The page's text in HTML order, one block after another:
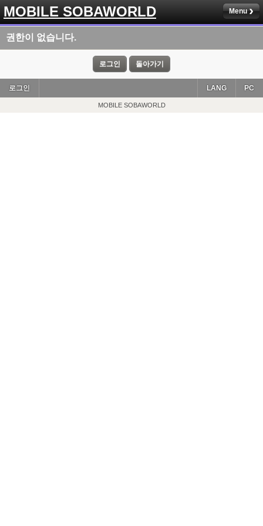
MOBILE SOBAWORLD Menu
권한이 없습니다.
로그인 돌아가기
로그인 PC
LANG
MOBILE SOBAWORLD